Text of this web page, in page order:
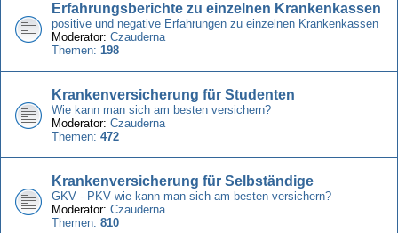
Erfahrungsberichte zu einzelnen Krankenkassen
positive und negative Erfahrungen zu einzelnen Krankenkassen
Moderator: Czauderna
Themen: 198
Krankenversicherung für Studenten
Wie kann man sich am besten versichern?
Moderator: Czauderna
Themen: 472
Krankenversicherung für Selbständige
GKV - PKV wie kann man sich am besten versichern?
Moderator: Czauderna
Themen: 810